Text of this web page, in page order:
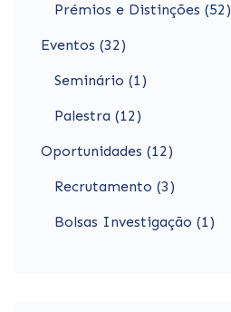
Prémios e Distinções (52)
Eventos (32)
Seminário (1)
Palestra (12)
Oportunidades (12)
Recrutamento (3)
Bolsas Investigação (1)